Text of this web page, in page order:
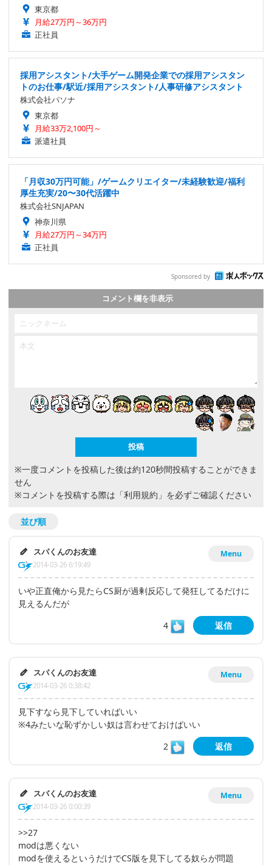
東京都
月給27万円～36万円
正社員
採用アシスタント/大手ゲーム開発企業での採用アシスタン
トのお仕事/駅近/採用アシスタント/人事研修アシスタント
株式会社パソナ
東京都
月給33万2,100円～
派遣社員
「月収30万円可能」/ゲームクリエイター/未経験歓迎/福利
厚生充実/20〜30代活躍中
株式会社SNJAPAN
神奈川県
月給27万円～34万円
正社員
Sponsored by
コメント欄を非表示
※一度コメントを投稿した後は約120秒間投稿することができま
せん
※コメントを投稿する際は 「利用規約」 を必ずご確認ください
並び順
Menu
スパくんのお友達
2014-03-26 6:19:49
いや正直俺から見たらCS厨が過剰反応して発狂してるだけに
見えるんだが
4
返信
Menu
スパくんのお友達
2014-03-26 0:38:42
見下すなら見下していればいい
※4みたいな恥ずかしい奴は言わせておけばいい
2
返信
Menu
スパくんのお友達
2014-03-26 0:00:39
>>27
modは悪くない
modを使えるというだけでCS版を見下してる奴らが問題